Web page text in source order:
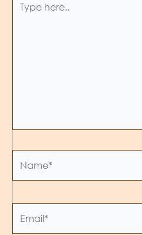
here..